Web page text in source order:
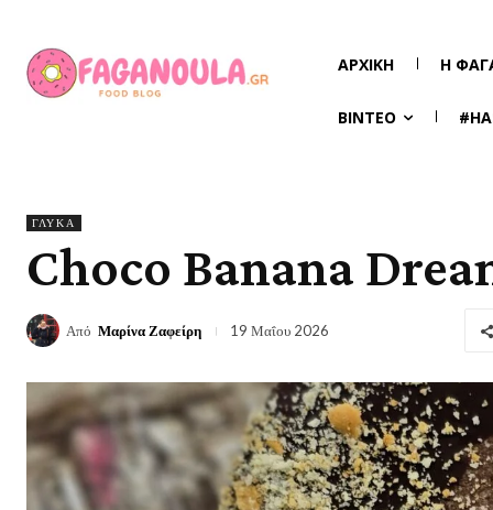
ΑΡΧΙΚΉ Η
ΒΊΝΤΕΟ
ΓΛΥΚΆ
Choco Banana
Από Μαρίνα Ζαφείρη 19 Μαΐου 2026